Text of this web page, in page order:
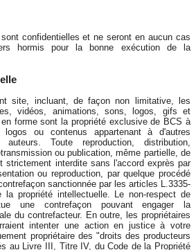
confidentielles et ne seront en aucun cas
hormis pour la bonne exécution de la
site, incluant, de façon non limitative, les
vidéos, animations, sons, logos, gifs et
forme sont la propriété exclusive de BCS à
logos ou contenus appartenant à d'autres
Toute reproduction, distribution,
ou publication, même partielle, de
strictement interdite sans l'accord exprès par
ou reproduction, par quelque procédé
sanctionnée par les articles L.3335-
propriété intellectuelle. Le non-respect de
une contrefaçon pouvant engager la
du contrefacteur. En outre, les propriétaires
intenter une action en justice à votre
propriétaire des "droits des producteurs
au Livre III, Titre IV, du Code de la Propriété